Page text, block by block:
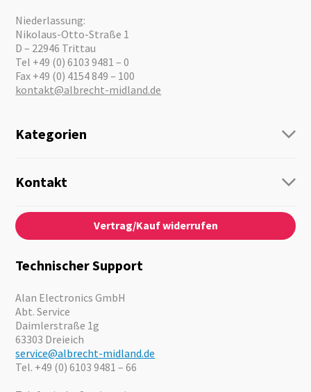
Niederlassung:
Nikolaus-Otto-Straße 1
D – 22946 Trittau
Tel +49 (0) 6103 9481 – 0
Fax +49 (0) 4154 849 – 100
kontakt@albrecht-midland.de
Kategorien
Personenführung
Audio
Notfallvorsorge
Motorrad
Angebote
Kontakt
Kontaktformular
Über Uns
News
Kataloge
Vertrag/Kauf widerrufen
Technischer Support
Alan Electronics GmbH
Abt. Service
Daimlerstraße 1g
63303 Dreieich
service@albrecht-midland.de
Tel. +49 (0) 6103 9481 – 66